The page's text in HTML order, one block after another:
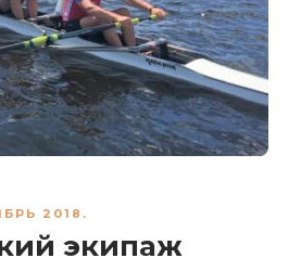
2018.
экипаж